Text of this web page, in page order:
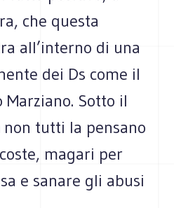
che questa
all’interno di una
dei Ds come il
Sotto il
tutti la pensano
magari per
e sanare gli abusi